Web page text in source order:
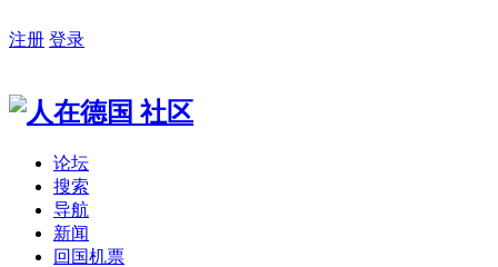
注册 登录
论坛
搜索
导航
新闻
回国机票